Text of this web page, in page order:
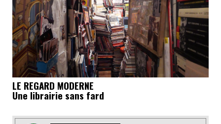
LE REGARD MODERNE
Une librairie sans fard